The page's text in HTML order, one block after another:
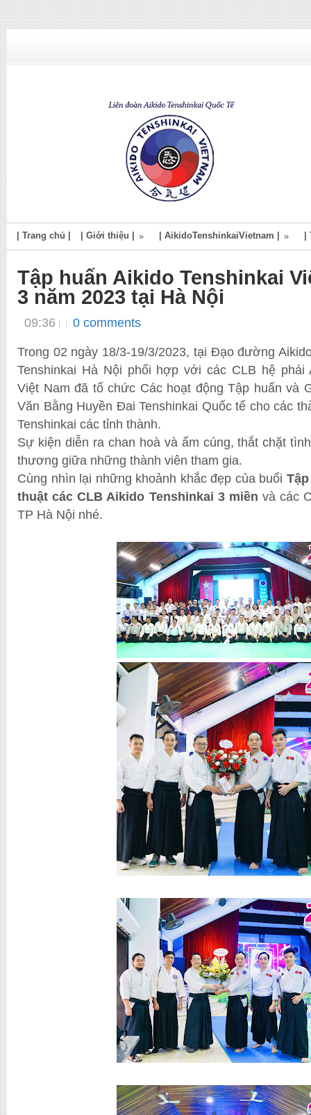
| Trang chủ | | Giới thiệu | » | AikidoTenshinkaiVietnam | »
Tập huấn Aikido Tenshinkai
3 năm 2023 tại Hà Nội
09:36
0 comments
Trong 02 ngày 18/3-19/3/2023, tại Đạo đường
Tenshinkai Hà Nội phối hợp với các CLB hệ phái
Việt Nam đã tổ chức Các hoạt động Tập huấn và
Văn Bằng Huyền Đai Tenshinkai Quốc tế cho các
Tenshinkai các tỉnh thành.
Sự kiện diễn ra chan hoà và ấm cúng, thắt chặt
thương giữa những thành viên tham gia.
Cùng nhìn lại những khoảnh khắc đẹp của buổi
thuật các CLB Aikido Tenshinkai 3 miền và các
TP Hà Nội nhé.